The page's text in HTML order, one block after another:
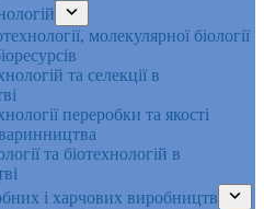
молекулярної біології
та селекції в
переробки та якості
та біотехнологій в
і харчових виробництв